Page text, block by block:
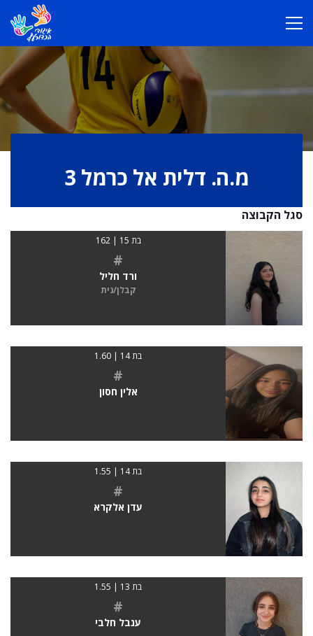
מ.ה. דלית אל כרמל 3
סגל הקבוצה
בת 15 | 162
#
ורד חליל
קבלן/נית
בת 14 | 1.60
#
אלין חסון
בת 14 | 1.55
#
עדן אלקרא
בת 13 | 1.55
#
ענבל חלבי